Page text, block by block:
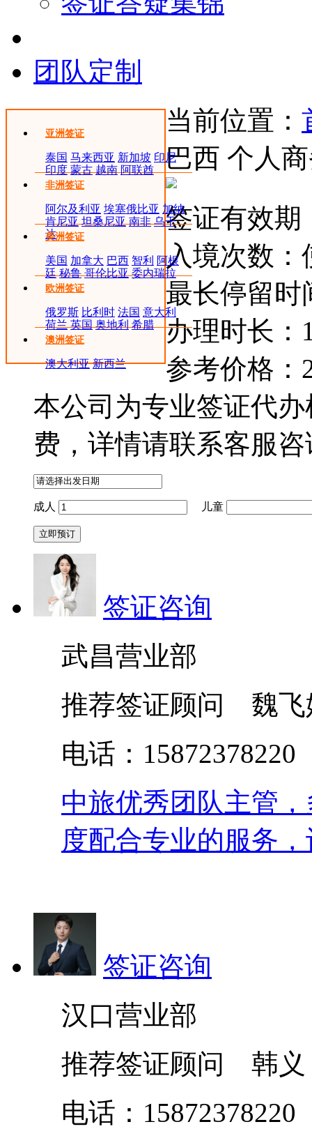
团队定制
亚洲签证
泰国 马来西亚 新加坡 印尼
印度 蒙古 越南 阿联酋
非洲签证
阿尔及利亚 埃塞俄比亚 加纳
肯尼亚 坦桑尼亚 南非 乌干
达
美洲签证
美国 加拿大 巴西 智利 阿根
廷 秘鲁 哥伦比亚 委内瑞拉
欧洲签证
俄罗斯 比利时 法国 意大利
荷兰 英国 奥地利 希腊
澳洲签证
澳大利亚 新西兰
当前位置：
巴西 个人
签证有效期
入境次数：
最长停留时
办理时长：
参考价格：
本公司为专业签证代
费，详情请联系客服咨
成人 儿童
签证咨询
武昌营业部
推荐签证顾问 魏飞
电话：
中旅优秀团队主管
度配合专业的服务
签证咨询
汉口营业部
推荐签证顾问 韩义
电话：